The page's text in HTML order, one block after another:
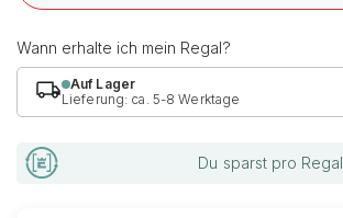
Wann erhalte ich mein Regal?
Auf Lager
Lieferung: ca. 5-8 Werktage
Du sparst pro Regal